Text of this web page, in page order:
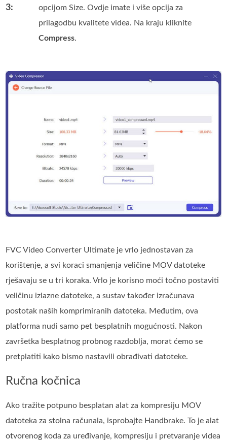
3:
opcijom Size. Ovdje imate i više opcija za
prilagodbu kvalitete videa. Na kraju kliknite
Compress.
FVC Video Converter Ultimate je vrlo jednostavan za
korištenje, a svi koraci smanjenja veličine MOV datoteke
rješavaju se u tri koraka. Vrlo je korisno moći točno postaviti
veličinu izlazne datoteke, a sustav također izračunava
postotak naših komprimiranih datoteka. Međutim, ova
platforma nudi samo pet besplatnih mogućnosti. Nakon
završetka besplatnog probnog razdoblja, morat ćemo se
pretplatiti kako bismo nastavili obrađivati datoteke.
Ručna kočnica
Ako tražite potpuno besplatan alat za kompresiju MOV
datoteka za stolna računala, isprobajte Handbrake. To je alat
otvorenog koda za uređivanje, kompresiju i pretvaranje videa